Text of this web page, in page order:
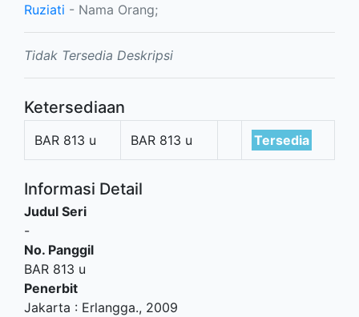
Ruziati - Nama Orang;
Tidak Tersedia Deskripsi
Ketersediaan
BAR 813 u BAR 813 u Tersedia
Informasi Detail
Judul Seri
-
No. Panggil
BAR 813 u
Penerbit
Jakarta : Erlangga., 2009